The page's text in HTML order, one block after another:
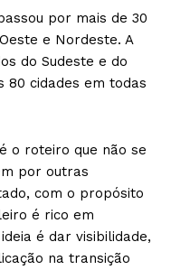
por mais de 30
e Nordeste. A
do Sudeste e do
80 cidades em todas
o roteiro que não se
por outras
com o propósito
é rico em
é dar visibilidade,
na transição